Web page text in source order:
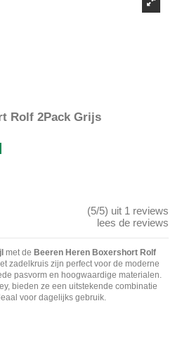
Rolf 2Pack Grijs
(5/5) uit 1 reviews
lees de reviews
met de Beeren Heren Boxershort Rolf
zadelkruis zijn perfect voor de moderne
pasvorm en hoogwaardige materialen.
bieden ze een uitstekende combinatie
voor dagelijks gebruik.